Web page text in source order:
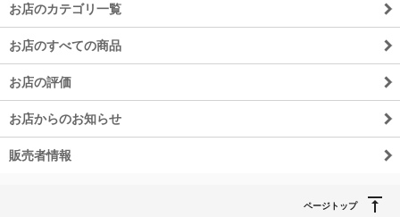
お店のカテゴリ一覧
お店のすべての商品
お店の評価
お店からのお知らせ
販売者情報
ページトップ